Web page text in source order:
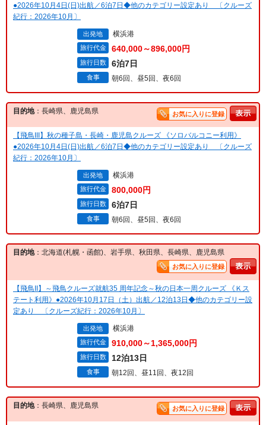
●2026年10月4日(日)出航／6泊7日◆他のカテゴリー設定あり 〔クルーズ
紀行：2026年10月〕
出発地 横浜港
旅行代金 640,000～896,000円
旅行日数 6泊7日
食事 朝6回、昼5回、夜6回
目的地：長崎県、鹿児島県 お気に入りに登録
【飛鳥III】秋の種子島・長崎・鹿児島クルーズ 《ソロバルコニー利用》
●2026年10月4日(日)出航／6泊7日◆他のカテゴリー設定あり 〔クルーズ
紀行：2026年10月〕
出発地 横浜港
旅行代金 800,000円
旅行日数 6泊7日
食事 朝6回、昼5回、夜6回
目的地：北海道(札幌・函館)、岩手県、秋田県、長崎県、鹿児島県
お気に入りに登録
【飛鳥II】～飛鳥クルーズ就航35 周年記念～秋の日本一周クルーズ 《Ｋス
テート利用》●2026年10月17日（土）出航／12泊13日◆他のカテゴリー設
定あり 〔クルーズ紀行：2026年10月〕
出発地 横浜港
旅行代金 910,000～1,365,000円
旅行日数 12泊13日
食事 朝12回、昼11回、夜12回
目的地：長崎県、鹿児島県 お気に入りに登録